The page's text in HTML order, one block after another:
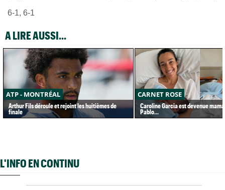
6-1, 6-1
A LIRE AUSSI...
ATP - MONTRÉAL
Arthur Fils déroule et rejoint les huitièmes de
finale
CARNET ROSE
Caroline Garcia est devenue
Pablo...
L'INFO EN CONTINU